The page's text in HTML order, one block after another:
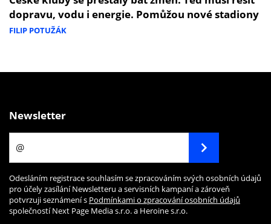
dopravu, vodu i energie. Pomůžou nové stadiony
FILIP POTUŽÁK
Newsletter
Odesláním registrace souhlasím se zpracováním svých osobních údajů
pro účely zasílání Newsletteru a servisních kampaní a zároveň
potvrzuji seznámení s Podmínkami o zpracování osobních údajů
společností Next Page Media s.r.o. a Heroine s.r.o.